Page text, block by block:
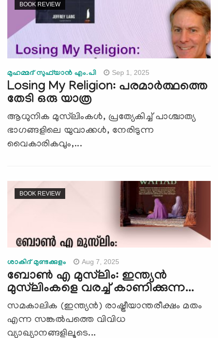
BOOK REVIEW
മുഹമ്മദ് സുഫ്‌യാൻ എം.പി Sep 1, 2025
Losing My Religion: പരമാർത്ഥത്തെ
തേടി ഒരു യാത്ര
ആധുനിക മുസ്‍ലിംകൾ, പ്രത്യേകിച്ച് പാശ്ചാത്യ
ഭാഗങ്ങളിലെ യുവാക്കൾ, നേരിടുന്ന
വൈകാരികവും,...
BOOK REVIEW
ശാകിദ് മുണ്ടക്കുളം Aug 7, 2025
ബോണ്‍ എ മുസ്‍ലിം: ഇന്ത്യന്‍
മുസ്‍ലിംകളെ വരച്ച് കാണിക്കുന്ന...
സമകാലിക (ഇന്ത്യന്‍) രാഷ്ട്രീയാന്തരീക്ഷം മതം
എന്ന സങ്കല്‍പത്തെ വിവിധ
വ്യാഖ്യാനങ്ങളിലൂടെ...